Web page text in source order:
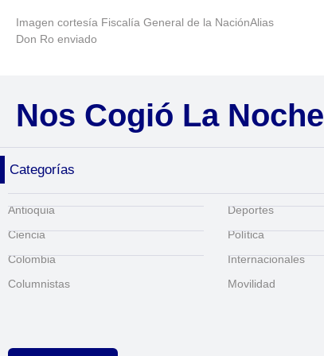
Imagen cortesía Fiscalía General de la NaciónAlias
Don Ro enviado
Nos Cogió La Noche
Categorías
Antioquia
Ciencia
Colombia
Columnistas
Deportes
Política
Internacionales
Movilidad